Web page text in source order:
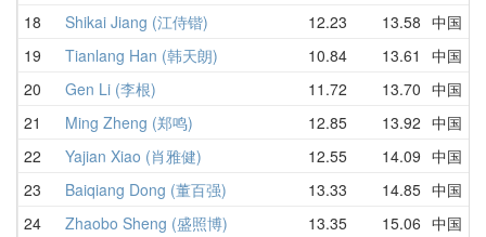
18 Shikai Jiang (江侍锴) 12.23 13.58 中国
19 Tianlang Han (韩天朗) 10.84 13.61 中国
20 Gen Li (李根) 11.72 13.70 中国
21 Ming Zheng (郑鸣) 12.85 13.92 中国
22 Yajian Xiao (肖雅健) 12.55 14.09 中国
23 Baiqiang Dong (董百强) 13.33 14.85 中国
24 Zhaobo Sheng (盛照博) 13.35 15.06 中国